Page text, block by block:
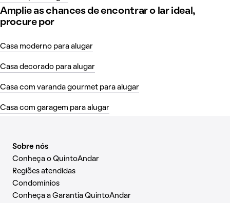
Amplie as chances de encontrar o lar ideal,
procure por
Casa moderno para alugar
Casa decorado para alugar
Casa com varanda gourmet para alugar
Casa com garagem para alugar
Sobre nós
Conheça o QuintoAndar
Regiões atendidas
Condomínios
Conheça a Garantia QuintoAndar